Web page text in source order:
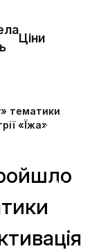
Ціни
Ціни
тематики
«Їжа»